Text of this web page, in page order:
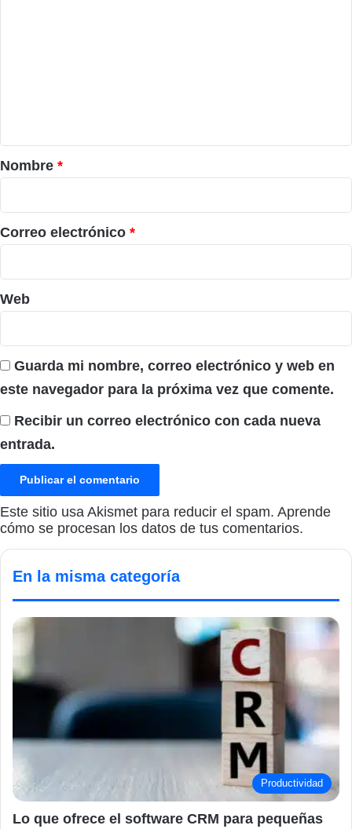
r
i
o
*
Nombre *
Correo electrónico *
Web
Guarda mi nombre, correo electrónico y web en
este navegador para la próxima vez que comente.
Recibir un correo electrónico con cada nueva
entrada.
Este sitio usa Akismet para reducir el spam. Aprende
cómo se procesan los datos de tus comentarios.
En la misma categoría
Productividad
Lo que ofrece el software CRM para pequeñas